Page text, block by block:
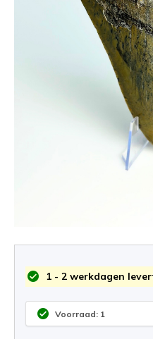
1 - 2 werkdagen
Voorraad: 1